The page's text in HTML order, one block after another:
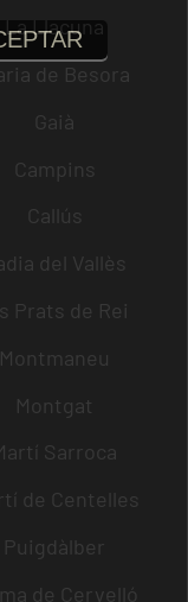
La Llacuna
de Besora
Gaià
Campins
Callús
del Vallès
Prats de Rei
Montmaneu
Montgat
Sarroca
de Centelles
Puigdàlber
de Cervelló